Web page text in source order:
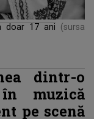
doar 17 ani
(sursa
dintr-o
muzică
pe scenă